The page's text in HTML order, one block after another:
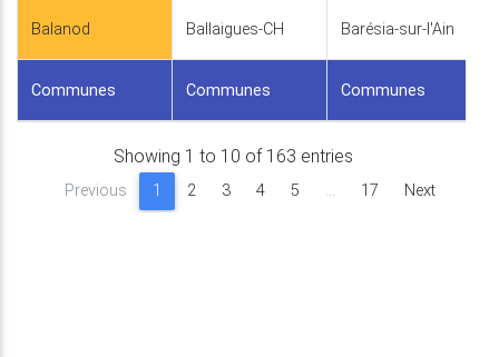
Balanod Ballaigues-CH Barésia-sur-l'Ain
Communes Communes Communes
Showing 1 to 10 of 163 entries
Previous 1 2 3 4 5 … 17 Next